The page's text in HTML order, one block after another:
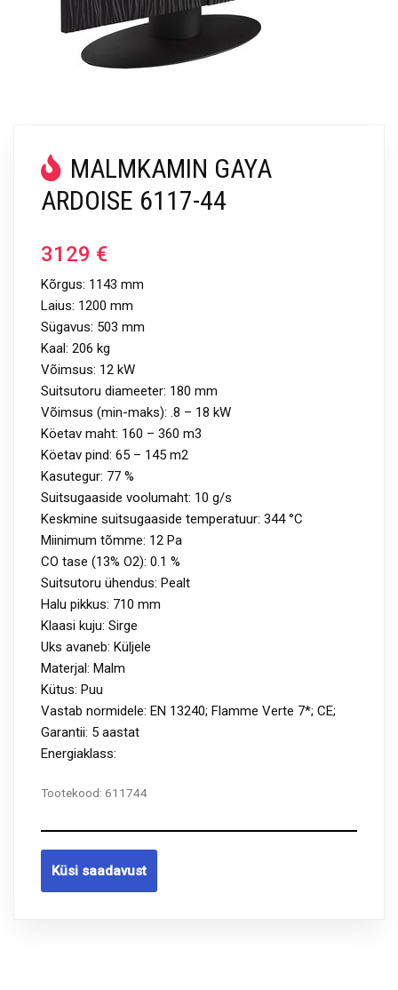
MALMKAMIN GAYA
ARDOISE 6117-44
3129 €
Kõrgus: 1143 mm
Laius: 1200 mm
Sügavus: 503 mm
Kaal: 206 kg
Võimsus: 12 kW
Suitsutoru diameeter: 180 mm
Võimsus (min-maks): .8 – 18 kW
Köetav maht: 160 – 360 m3
Köetav pind: 65 – 145 m2
Kasutegur: 77 %
Suitsugaaside voolumaht: 10 g/s
Keskmine suitsugaaside temperatuur: 344 °C
Miinimum tõmme: 12 Pa
CO tase (13% O2): 0.1 %
Suitsutoru ühendus: Pealt
Halu pikkus: 710 mm
Klaasi kuju: Sirge
Uks avaneb: Küljele
Materjal: Malm
Kütus: Puu
Vastab normidele: EN 13240; Flamme Verte 7*; CE;
Garantii: 5 aastat
Energiaklass:
Tootekood: 611744
Küsi saadavust